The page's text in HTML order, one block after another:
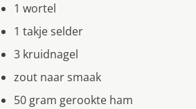
1 wortel
1 takje selder
3 kruidnagel
zout naar smaak
50 gram gerookte ham